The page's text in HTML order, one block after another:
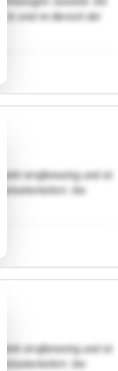
Es sind im Bereich der
straßenseitig und ist
teilunterkellert. Die
straßenseitig und ist
teilunterkellert. Die